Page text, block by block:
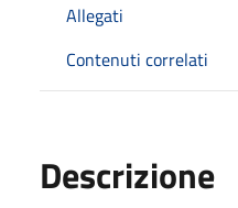
Allegati
Contenuti correlati
Descrizione